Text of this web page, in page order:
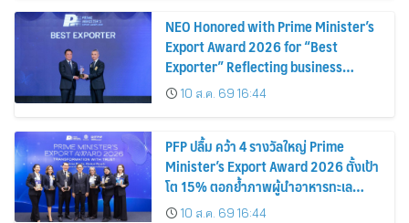
NEO Honored with Prime Minister’s
Export Award 2026 for “Best
Exporter” Reflecting business
excellence, elevating Thai products
globally
10 ส.ค. 69 16:44
PFP ปลื้ม คว้า 4 รางวัลใหญ่ Prime
Minister’s Export Award 2026 ตั้งเป้า
โต 15% ตอกย้ำภาพผู้นำอาหารทะเล
แปรรูป
10 ส.ค. 69 16:44